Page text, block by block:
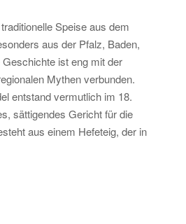
Speise aus dem
aus der Pfalz, Baden,
ist eng mit der
Mythen verbunden.
entstand vermutlich im 18.
sättigendes Gericht für die
aus einem Hefeteig, der in